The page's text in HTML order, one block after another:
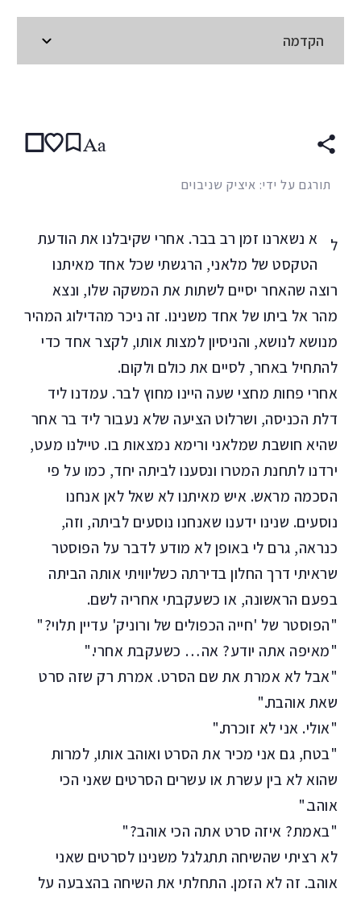
הקדמה
Aa
תורגם על ידי: איציק שניבוים
ל
א נשארנו זמן רב בבר. אחרי שקיבלנו את הודעת
הטקסט של מלאני, הרגשתי שכל אחד מאיתנו
רוצה שהאחר יסיים לשתות את המשקה שלו, ונצא
מהר אל ביתו של אחד משנינו. זה ניכר מהדילוג המהיר
מנושא לנושא, והניסיון למצות אותו, לקצר אחד כדי
להתחיל באחר, לסיים את כולם ולקום.
אחרי פחות מחצי שעה היינו מחוץ לבר. עמדנו ליד
דלת הכניסה, ושרלוט הציעה שלא נעבור ליד בר אחר
שהיא חושבת שמלאני ורימא נמצאות בו. טיילנו מעט,
ירדנו לתחנת המטרו ונסענו לביתה יחד, כמו על פי
הסכמה מראש. איש מאיתנו לא שאל לאן אנחנו
נוסעים. שנינו ידענו שאנחנו נוסעים לביתה, וזה,
כנראה, גרם לי באופן לא מודע לדבר על הפוסטר
שראיתי דרך החלון בדירתה כשליוויתי אותה הביתה
בפעם הראשונה, או כשעקבתי אחריה לשם.
"הפוסטר של 'חייה הכפולים של ורוניק' עדיין תלוי?"
"מאיפה אתה יודע? אה… כשעקבת אחרי."
"אבל לא אמרת את שם הסרט. אמרת רק שזה סרט
שאת אוהבת."
"אולי. אני לא זוכרת."
"בטח, גם אני מכיר את הסרט ואוהב אותו, למרות
שהוא לא בין עשרת או עשרים הסרטים שאני הכי
אוהב."
"באמת? איזה סרט אתה הכי אוהב?"
לא רציתי שהשיחה תתגלגל משנינו לסרטים שאני
אוהב. זה לא הזמן. התחלתי את השיחה בהצבעה על